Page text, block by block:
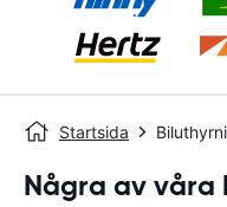
Startsida
Några av våra